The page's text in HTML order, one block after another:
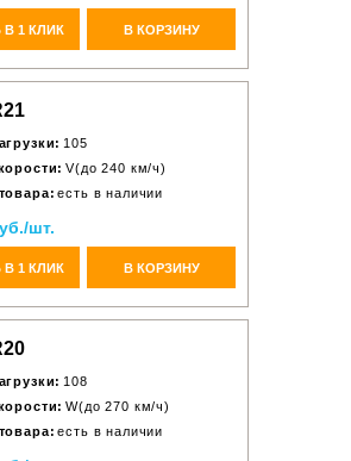
В 1 КЛИК В КОРЗИНУ
105
V(до 240 км/ч)
есть в наличии
шт.
В 1 КЛИК В КОРЗИНУ
108
W(до 270 км/ч)
есть в наличии